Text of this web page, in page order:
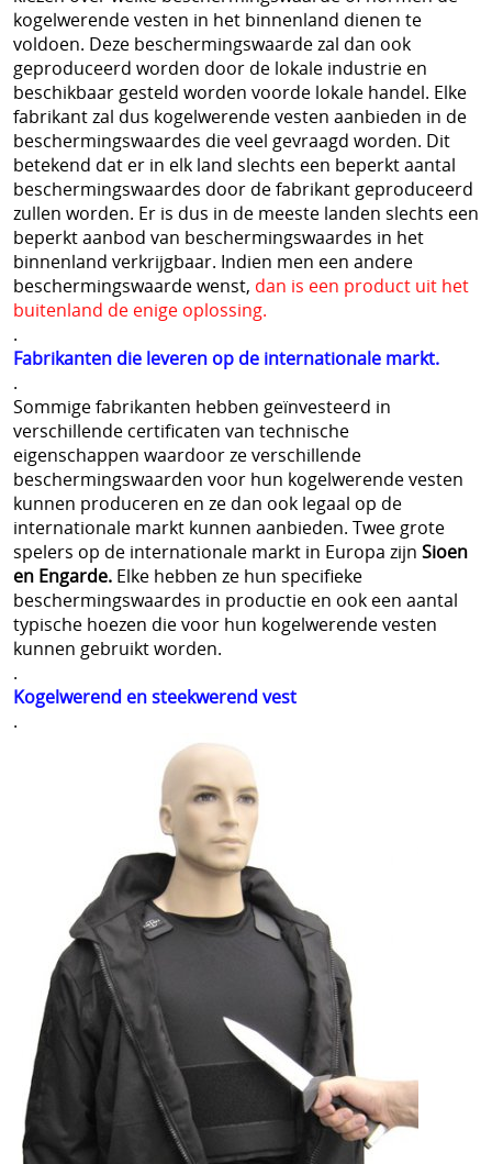
Beschermende pakketten voor in kogel en
steekwerend vest
Allerlei
Geschenkideeën
Veelgestelde vragen - FAQ - Vragen en antwoorden
Q&A
MERKEN
==================
Website vbrbelgium Octrooi Technologie
==================
Terreurdreiging 2024 Wagner terreuraanslag op
NATO landen
Terreurdreiging 2020
Zelfverdediging tegen mesaanvallen
Terreurdreiging Nieuwjaar 2018-2019
kogelvrije vesten te koop belgie
Kogelvrij - kogelwerend vest tegen TT 33 Tokarev
Snijwerende en kogelwerende T-shirt carriers
Steekpartij forum update
Info kogelwerende vesten voor politieagenten
Beschermende kledij tegen terreuraanslagen
Overleven in Oekraïne voor Benelux burgers
Kogelwerende vesten Ukraine / Oekraïne
===================
Hongaars - Magyar
kogelwerende vesten in het binnenland dienen te
voldoen. Deze beschermingswaarde zal dan ook
geproduceerd worden door de lokale industrie en
beschikbaar gesteld worden voorde lokale handel. Elke
fabrikant zal dus kogelwerende vesten aanbieden in de
beschermingswaardes die veel gevraagd worden. Dit
betekend dat er in elk land slechts een beperkt aantal
beschermingswaardes door de fabrikant geproduceerd
zullen worden. Er is dus in de meeste landen slechts een
beperkt aanbod van beschermingswaardes in het
binnenland verkrijgbaar. Indien men een andere
beschermingswaarde wenst, dan is een product uit het
buitenland de enige oplossing.
.
Fabrikanten die leveren op de internationale markt.
.
Sommige fabrikanten hebben geïnvesteerd in
verschillende certificaten van technische
eigenschappen waardoor ze verschillende
beschermingswaarden voor hun kogelwerende vesten
kunnen produceren en ze dan ook legaal op de
internationale markt kunnen aanbieden. Twee grote
spelers op de internationale markt in Europa zijn Sioen
en Engarde. Elke hebben ze hun specifieke
beschermingswaardes in productie en ook een aantal
typische hoezen die voor hun kogelwerende vesten
kunnen gebruikt worden.
.
Kogelwerend en steekwerend vest
.